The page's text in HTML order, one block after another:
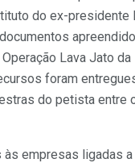
do ex-presidente
Lava Jato da
foram
do petista entre
empresas ligadas a